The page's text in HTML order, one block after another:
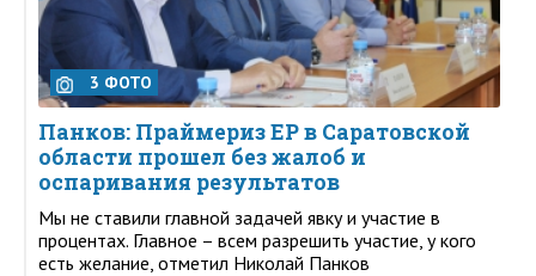
3 ФОТО
Панков: Праймериз ЕР в Саратовской
области прошел без жалоб и
оспаривания результатов
Мы не ставили главной задачей явку и участие в
процентах. Главное – всем разрешить участие, у кого
есть желание, отметил Николай Панков